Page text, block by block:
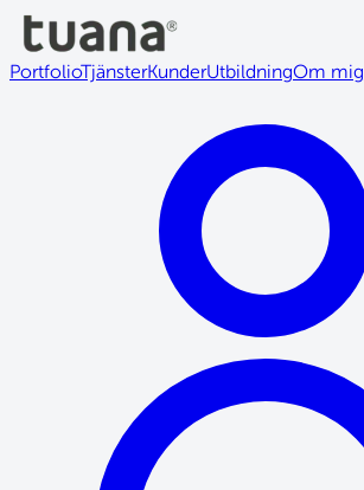
PortfolioTjänsterKunderUtbildningOm mig